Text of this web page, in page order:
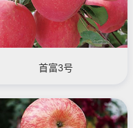
首富3号